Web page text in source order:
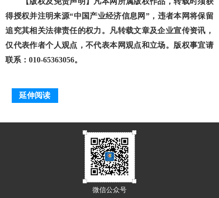
得授权并注明来源“中国产业经济信息网”，违者本网将保留
追究其相关法律责任的权力。凡转载文章及企业宣传资讯，
仅代表作者个人观点，不代表本网观点和立场。版权事宜请
联系：010-65363056。
延伸阅读
微信公众号